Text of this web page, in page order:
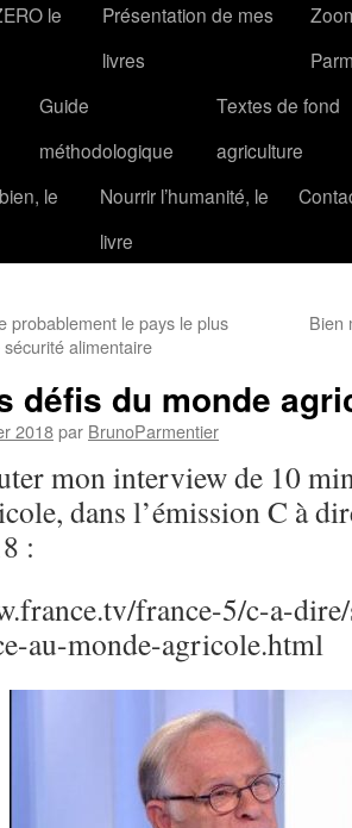
le
Présentation de mes
livres
Guide
méthodologique
Textes de fond
agriculture
le
Nourrir l’humanité, le
livre
probablement le pays le plus
alimentaire
Bien
défis du monde
2018par BrunoParmentier
mon interview de 10
dans l’émission C à
:
france-5/c-a-
au-monde-agricole.html